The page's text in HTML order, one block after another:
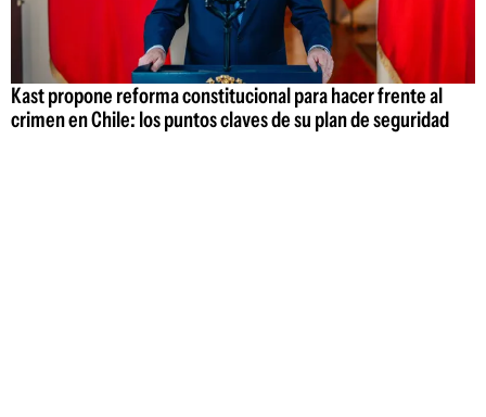
Kast propone reforma constitucional para hacer frente al
crimen en Chile: los puntos claves de su plan de seguridad